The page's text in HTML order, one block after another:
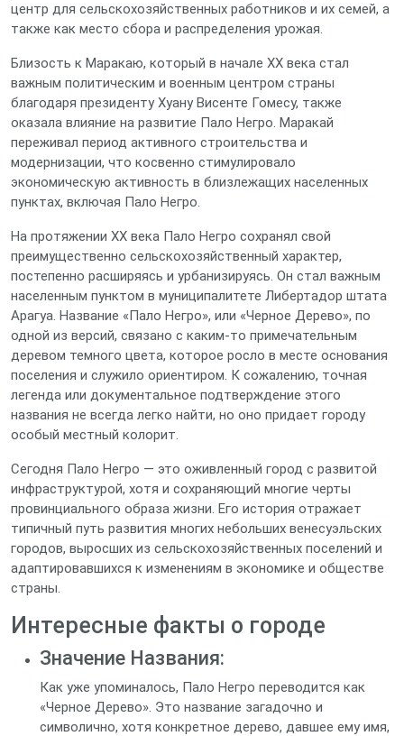
центр для сельскохозяйственных работников и их семей, а
также как место сбора и распределения урожая.
Близость к Маракаю, который в начале XX века стал
важным политическим и военным центром страны
благодаря президенту Хуану Висенте Гомесу, также
оказала влияние на развитие Пало Негро. Маракай
переживал период активного строительства и
модернизации, что косвенно стимулировало
экономическую активность в близлежащих населенных
пунктах, включая Пало Негро.
На протяжении XX века Пало Негро сохранял свой
преимущественно сельскохозяйственный характер,
постепенно расширяясь и урбанизируясь. Он стал важным
населенным пунктом в муниципалитете Либертадор штата
Арагуа. Название «Пало Негро», или «Черное Дерево», по
одной из версий, связано с каким-то примечательным
деревом темного цвета, которое росло в месте основания
поселения и служило ориентиром. К сожалению, точная
легенда или документальное подтверждение этого
названия не всегда легко найти, но оно придает городу
особый местный колорит.
Сегодня Пало Негро — это оживленный город с развитой
инфраструктурой, хотя и сохраняющий многие черты
провинциального образа жизни. Его история отражает
типичный путь развития многих небольших венесуэльских
городов, выросших из сельскохозяйственных поселений и
адаптировавшихся к изменениям в экономике и обществе
страны.
Интересные факты о городе
Значение Названия:
Как уже упоминалось, Пало Негро переводится как
«Черное Дерево». Это название загадочно и
символично, хотя конкретное дерево, давшее ему имя,